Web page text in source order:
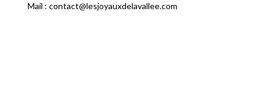
Mail : contact@lesjoyauxdelavallee.com